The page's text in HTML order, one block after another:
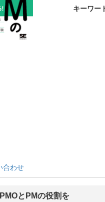
キーワー
合わせ
とPMの役割を